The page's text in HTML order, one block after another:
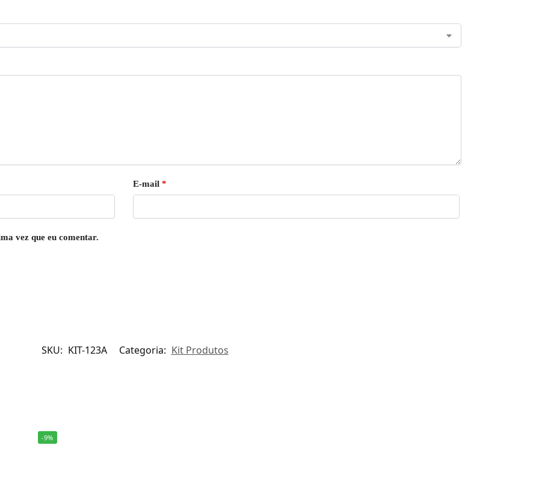
E-mail *
vez que eu comentar.
SKU: KIT-123A Categoria: Kit Produtos
-9%